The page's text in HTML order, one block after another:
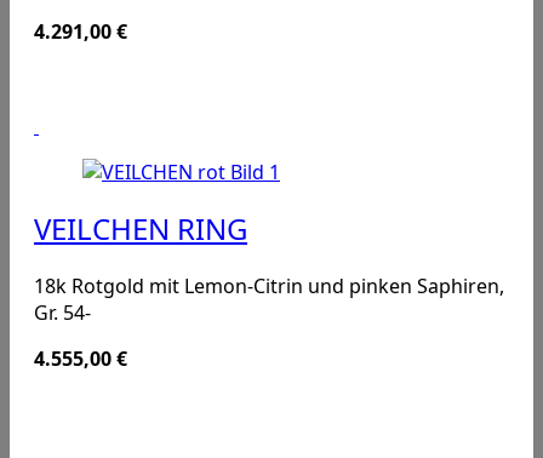
4.291,00€
VEILCHEN RING
18k Rotgold mit Lemon-Citrin und pinken Saphiren,
Gr. 54-
4.555,00€